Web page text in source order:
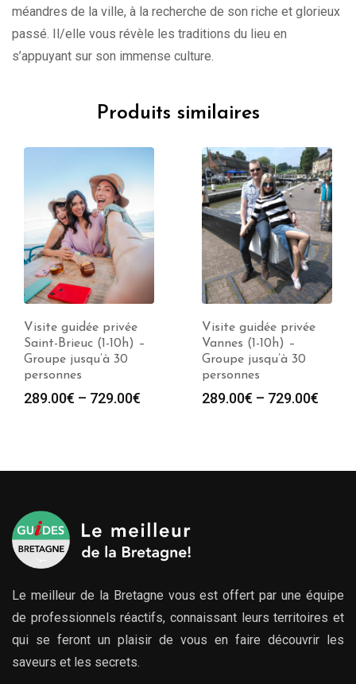
méandres de la ville, à la recherche de son riche et glorieux
passé. Il/elle vous révèle les traditions du lieu en
s’appuyant sur son immense culture.
Produits similaires
Visite guidée privée
Saint-Brieuc (1-10h) –
Groupe jusqu’à 30
personnes
289.00€ – 729.00€
Visite guidée privée
Vannes (1-10h) –
Groupe jusqu’à 30
personnes
289.00€ – 729.00€
Le meilleur de la Bretagne vous est offert par une équipe
de professionnels réactifs, connaissant leurs territoires et
qui se feront un plaisir de vous en faire découvrir les
saveurs et les secrets.